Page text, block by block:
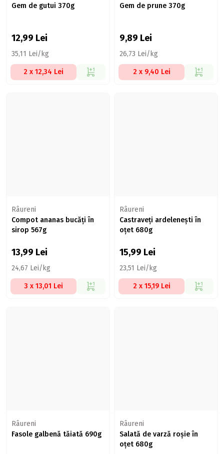
Gem de gutui 370g
12,99 Lei
35,11 Lei/kg
2 x 12,34 Lei
Gem de prune 370g
9,89 Lei
26,73 Lei/kg
2 x 9,40 Lei
Râureni
Compot ananas bucăți în
sirop 567g
13,99 Lei
24,67 Lei/kg
3 x 13,01 Lei
Râureni
Castraveți ardelenești în
oțet 680g
15,99 Lei
23,51 Lei/kg
2 x 15,19 Lei
Râureni
Fasole galbenă tăiată 690g
Râureni
Salată de varză roșie în
oțet 680g